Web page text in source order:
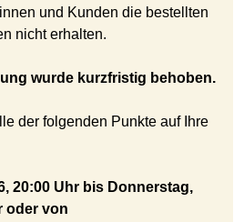
und Kunden die bestellten
nicht erhalten.
wurde kurzfristig behoben.
der folgenden Punkte auf Ihre
20:00 Uhr bis Donnerstag,
oder von